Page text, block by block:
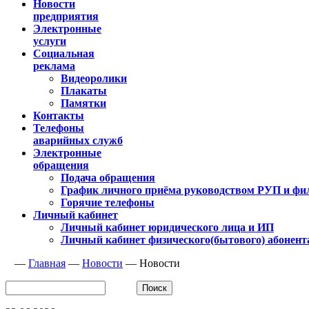
Новости
предприятия
Электронные
услуги
Социальная
реклама
Видеоролики
Плакаты
Памятки
Контакты
Телефоны
аварийных служб
Электронные
обращения
Подача обращения
График личного приёма руководством РУП и
Горячие телефоны
Личный кабинет
Личный кабинет юридического лица и ИП
Личный кабинет физического(бытового)
— Главная — Новости — Новости